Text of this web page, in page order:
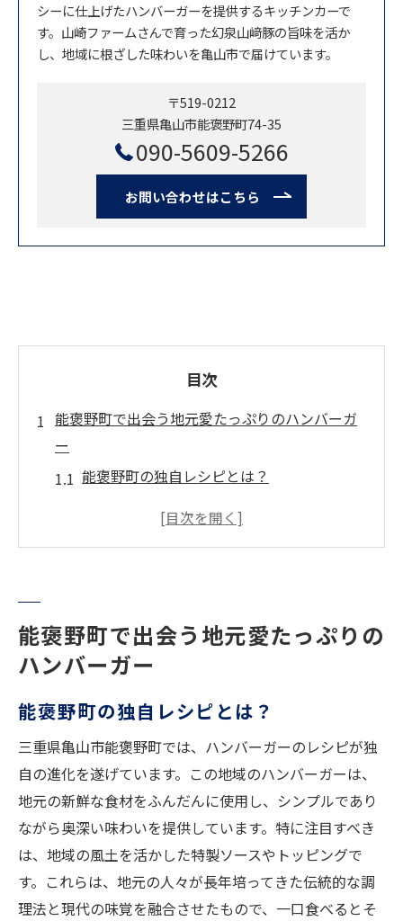
シーに仕上げたハンバーガーを提供するキッチンカーで
す。山崎ファームさんで育った幻泉山﨑豚の旨味を活か
し、地域に根ざした味わいを亀山市で届けています。
〒519-0212
三重県亀山市能褒野町74-35
090-5609-5266
お問い合わせはこちら
目次
能褒野町で出会う地元愛たっぷりのハンバーガ
ー
能褒野町の独自レシピとは？
ハンバーガーの中に詰まった故郷の味
能褒野町のハンバーガーと地域活性化
隠れた美味しさ！亀山市のハンバーガーの魅力
地元食材の旨みを引き出す調理法
亀山市の文化が影響する味
観光客を魅了するハンバーガーの秘密
亀山市のハンバーガーの革新
亀山市ハンバーガーの口コミと評判
自然の中で味わう亀山自慢のハンバーガー
自然環境が育む絶品の味
能褒野町で出会う地元愛たっぷりの
ハンバーガー
能褒野町の独自レシピとは？
三重県亀山市能褒野町では、ハンバーガーのレシピが独
自の進化を遂げています。この地域のハンバーガーは、
地元の新鮮な食材をふんだんに使用し、シンプルであり
ながら奥深い味わいを提供しています。特に注目すべき
は、地域の風土を活かした特製ソースやトッピングで
す。これらは、地元の人々が長年培ってきた伝統的な調
理法と現代の味覚を融合させたもので、一口食べるとそ